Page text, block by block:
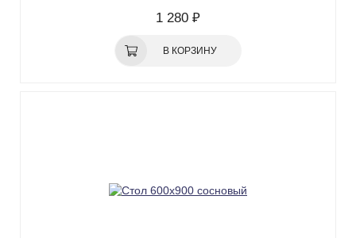
1 280 ₽
В КОРЗИНУ